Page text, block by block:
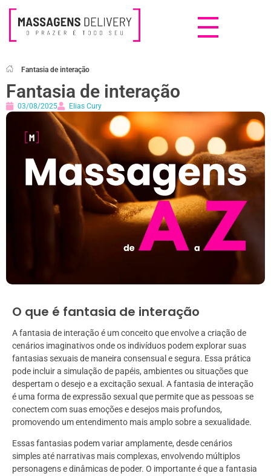
Fantasia de interação
Fantasia de interação
03/08/2025 Elias Cury
O que é fantasia de interação
A fantasia de interação é um conceito que envolve a criação de
cenários imaginativos onde os indivíduos podem explorar suas
fantasias sexuais de maneira consensual e segura. Essa prática
pode incluir a simulação de papéis, ambientes ou situações que
despertam o desejo e a excitação sexual. A fantasia de interação
é uma forma de expressão sexual que permite que as pessoas se
conectem com suas emoções e desejos mais profundos,
promovendo um entendimento mais amplo sobre a sexualidade.
Essas fantasias podem variar amplamente, desde cenários
simples até narrativas mais complexas, envolvendo múltiplos
personagens e dinâmicas de poder. O importante é que a fantasia